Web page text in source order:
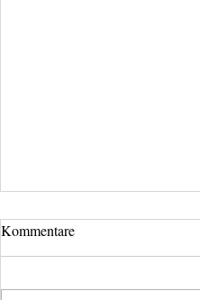
Kommentare